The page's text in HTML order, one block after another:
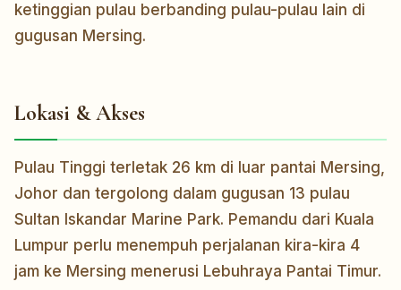
ketinggian pulau berbanding pulau-pulau lain di
gugusan Mersing.
Lokasi & Akses
Pulau Tinggi terletak 26 km di luar pantai Mersing,
Johor dan tergolong dalam gugusan 13 pulau
Sultan Iskandar Marine Park. Pemandu dari Kuala
Lumpur perlu menempuh perjalanan kira-kira 4
jam ke Mersing menerusi Lebuhraya Pantai Timur.